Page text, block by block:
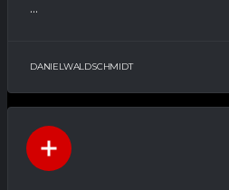
...
DANIELWALDSCHMIDT